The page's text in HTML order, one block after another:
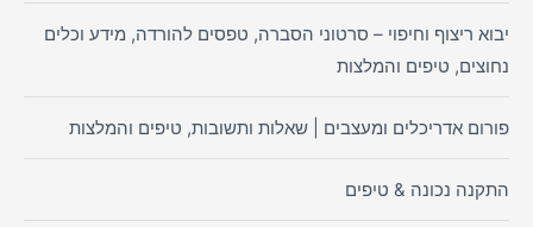
יבוא ריצוף וחיפוי – סרטוני הסברה, טפסים להורדה, מידע וכלים
נחוצים, טיפים והמלצות
פורום אדריכלים ומעצבים | שאלות ותשובות, טיפים והמלצות
התקנה נכונה & טיפים